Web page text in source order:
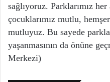
sağlıyoruz. Parklarımız her
çocuklarımız mutlu,
mutluyuz. Bu sayede
yaşanmasının da önüne
Merkezi)